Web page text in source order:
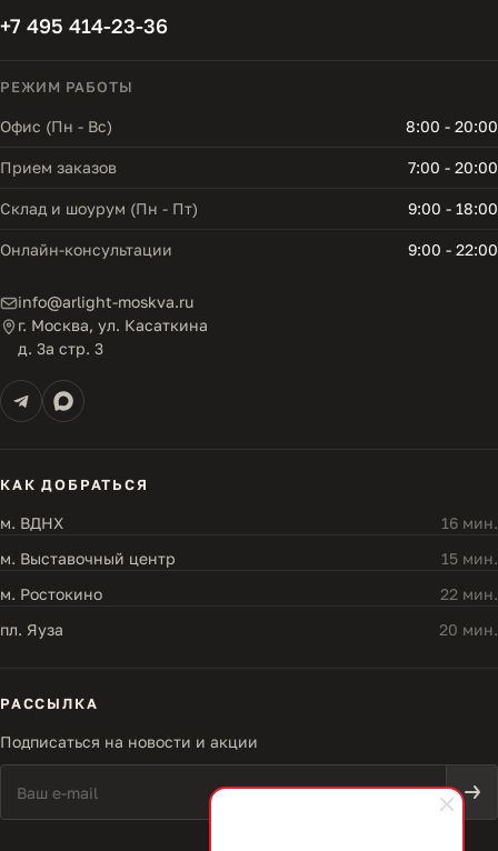
+7 495 414-23-36
РЕЖИМ РАБОТЫ
Офис (Пн - Вс) 8:00 - 20:00
Прием заказов 7:00 - 20:00
Склад и шоурум (Пн - Пт) 9:00 - 18:00
Онлайн-консультации 9:00 - 22:00
info@arlight-moskva.ru
г. Москва, ул. Касаткина
д. 3а стр. 3
КАК ДОБРАТЬСЯ
м. ВДНХ
16 мин.
м. Выставочный центр
15 мин.
м. Ростокино
22 мин.
пл. Яуза
20 мин.
РАССЫЛКА
Подписаться на новости и акции